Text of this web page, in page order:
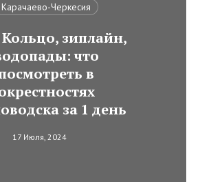
Карачаево-Черкесия
зиплайн,
что
в
за 1 день
17 Июля, 2024